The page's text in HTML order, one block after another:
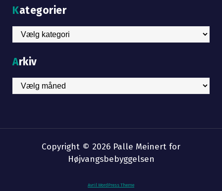
Kategorier
Kategorier
Arkiv
Arkiv
Copyright © 2026 Palle Meinert for
Højvangsbebyggelsen
Avril WordPress Theme